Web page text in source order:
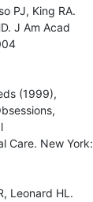
PJ, King RA.
J Am Acad
(1999),
Care. New York:
Leonard HL.